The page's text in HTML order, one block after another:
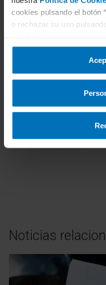
cookies pulsando el botón
o rechazar su uso
Rodrigo
Director del Área de
Ingeniero en
Director del Área
de TÜV Rheinland,
experiencia en el
Noticias